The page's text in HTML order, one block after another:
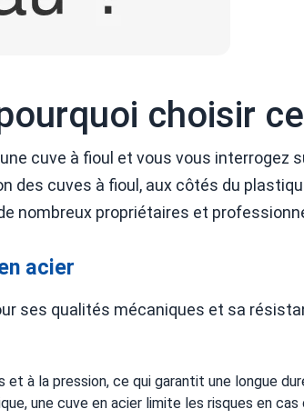
choisir
cuve à fioul et vous vous interrogez
cuves à fioul, aux côtés du
nombreux propriétaires et
acier
ses qualités mécaniques et sa
et à la pression, ce qui garantit une longue
une cuve en acier limite les risques en cas